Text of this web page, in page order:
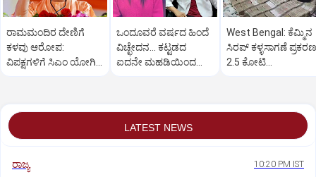
ರಾಮಮಂದಿರ ದೇಣಿಗೆ
ಕಳವು ಆರೋಪ:
ವಿಪಕ್ಷಗಳಿಗೆ ಸಿಎಂ ಯೋಗಿ
ಒಂದೂವರೆ ವರ್ಷದ ಹಿಂದೆ
ವಿಚ್ಛೇದನ... ಕಟ್ಟಡದ
ಐದನೇ ಮಹಡಿಯಿಂದ
West Bengal: ಕೆಮ್ಮಿನ
ಸಿರಪ್ ಕಳ್ಳಸಾಗಣೆ
2.5 ಕೋಟಿ
LATEST NEWS
ರಾಜ್ಯ 10:20 PM IST